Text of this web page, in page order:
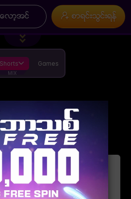
ေလာ့အင္ စာရင္းသြင္းရန္
×
င္း
ႏွင့္ အေျခအေနမ်ား